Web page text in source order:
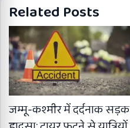
Related Posts
जम्मू-कश्मीर में दर्दनाक सड़क